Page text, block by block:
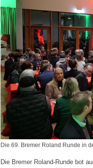
Die 69. Bremer Roland Runde in
Die Bremer Roland-Runde bot